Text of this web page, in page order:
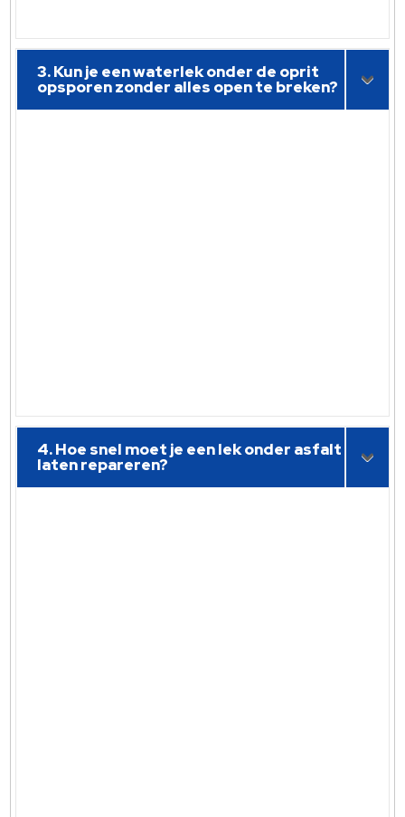
3. Kun je een waterlek onder de oprit
opsporen zonder alles open te breken?
4. Hoe snel moet je een lek onder asfalt
laten repareren?